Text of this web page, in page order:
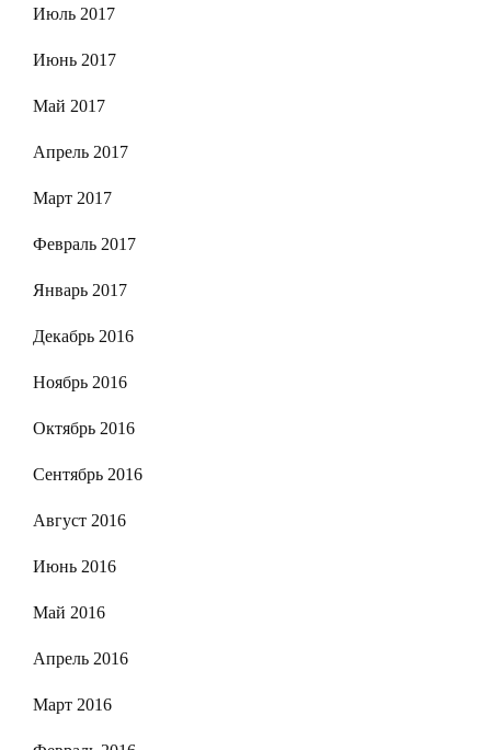
Июль 2017
Июнь 2017
Май 2017
Апрель 2017
Март 2017
Февраль 2017
Январь 2017
Декабрь 2016
Ноябрь 2016
Октябрь 2016
Сентябрь 2016
Август 2016
Июнь 2016
Май 2016
Апрель 2016
Март 2016